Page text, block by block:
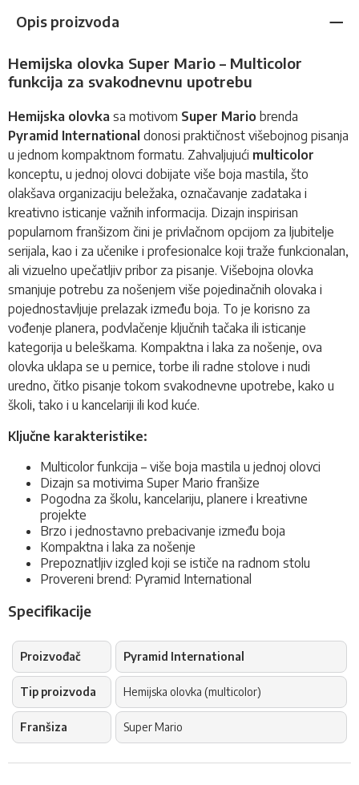
Opis proizvoda
Hemijska olovka Super Mario – Multicolor
funkcija za svakodnevnu upotrebu
Hemijska olovka sa motivom Super Mario brenda
Pyramid International donosi praktičnost višebojnog pisanja
u jednom kompaktnom formatu. Zahvaljujući multicolor
konceptu, u jednoj olovci dobijate više boja mastila, što
olakšava organizaciju beležaka, označavanje zadataka i
kreativno isticanje važnih informacija. Dizajn inspirisan
popularnom franšizom čini je privlačnom opcijom za ljubitelje
serijala, kao i za učenike i profesionalce koji traže funkcionalan,
ali vizuelno upečatljiv pribor za pisanje. Višebojna olovka
smanjuje potrebu za nošenjem više pojedinačnih olovaka i
pojednostavljuje prelazak između boja. To je korisno za
vođenje planera, podvlačenje ključnih tačaka ili isticanje
kategorija u beleškama. Kompaktna i laka za nošenje, ova
olovka uklapa se u pernice, torbe ili radne stolove i nudi
uredno, čitko pisanje tokom svakodnevne upotrebe, kako u
školi, tako i u kancelariji ili kod kuće.
Ključne karakteristike:
Multicolor funkcija – više boja mastila u jednoj olovci
Dizajn sa motivima Super Mario franšize
Pogodna za školu, kancelariju, planere i kreativne
projekte
Brzo i jednostavno prebacivanje između boja
Kompaktna i laka za nošenje
Prepoznatljiv izgled koji se ističe na radnom stolu
Provereni brend: Pyramid International
Specifikacije
Proizvođač Pyramid International
Tip proizvoda Hemijska olovka (multicolor)
Franšiza Super Mario